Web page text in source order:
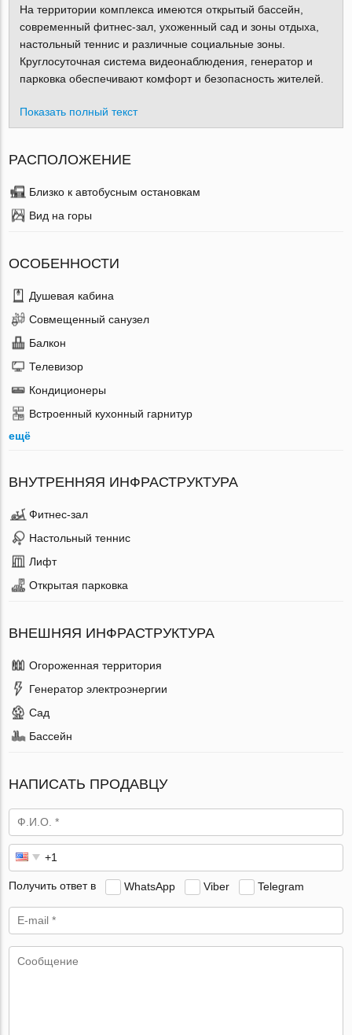
На территории комплекса имеются открытый бассейн,
современный фитнес-зал, ухоженный сад и зоны отдыха,
настольный теннис и различные социальные зоны.
Круглосуточная система видеонаблюдения, генератор и
парковка обеспечивают комфорт и безопасность жителей.
Показать полный текст
РАСПОЛОЖЕНИЕ
Близко к автобусным остановкам
Вид на горы
ОСОБЕННОСТИ
Душевая кабина
Совмещенный санузел
Балкон
Телевизор
Кондиционеры
Встроенный кухонный гарнитур
ещё
ВНУТРЕННЯЯ ИНФРАСТРУКТУРА
Фитнес-зал
Настольный теннис
Лифт
Открытая парковка
ВНЕШНЯЯ ИНФРАСТРУКТУРА
Огороженная территория
Генератор электроэнергии
Сад
Бассейн
НАПИСАТЬ ПРОДАВЦУ
Получить ответ в WhatsApp Viber Telegram